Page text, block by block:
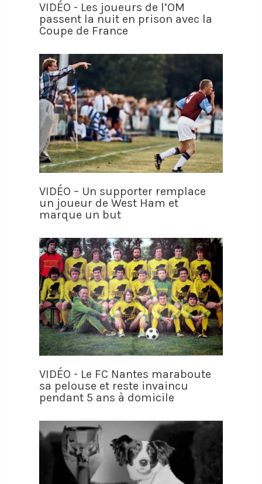
VIDÉO - Les joueurs de l’OM
passent la nuit en prison avec la
Coupe de France
VIDÉO – Un supporter remplace
un joueur de West Ham et
marque un but
VIDÉO - Le FC Nantes maraboute
sa pelouse et reste invaincu
pendant 5 ans à domicile